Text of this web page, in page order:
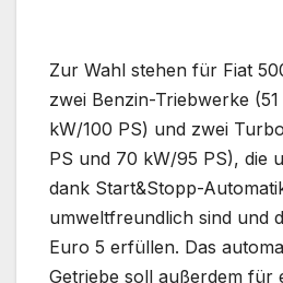
Zur Wahl stehen für Fiat
zwei Benzin-Triebwerke
kW/100 PS) und zwei
PS und 70 kW/95 PS), die
dank Start&Stopp-
umweltfreundlich sind und
Euro 5 erfüllen. Das
Getriebe soll außerdem für